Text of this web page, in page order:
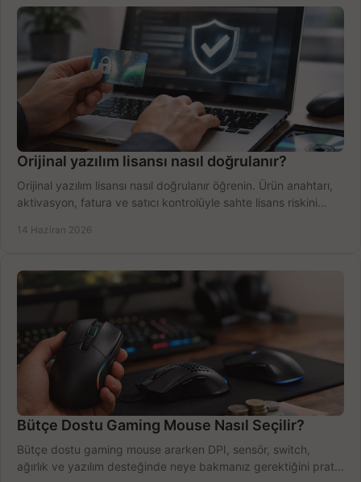
Orijinal yazılım lisansı nasıl doğrulanır?
Orijinal yazılım lisansı nasıl doğrulanır öğrenin. Ürün anahtarı,
aktivasyon, fatura ve satıcı kontrolüyle sahte lisans riskini
14 Haziran 2026
Bütçe Dostu Gaming Mouse Nasıl Seçilir?
Bütçe dostu gaming mouse ararken DPI, sensör, switch,
ağırlık ve yazılım desteğinde neye bakmanız gerektiğini pratik